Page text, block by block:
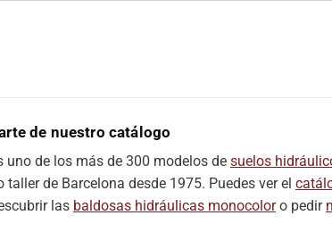
de nuestro catálogo
uno de los más de 300 modelos de suelos
de Barcelona desde 1975. Puedes ver el
las baldosas hidráulicas monocoloro pedir